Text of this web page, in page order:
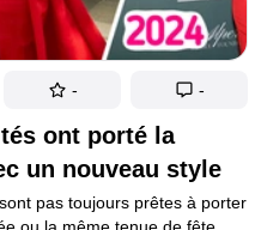
ont porté la
un nouveau style
pas toujours prêtes à porter
- -